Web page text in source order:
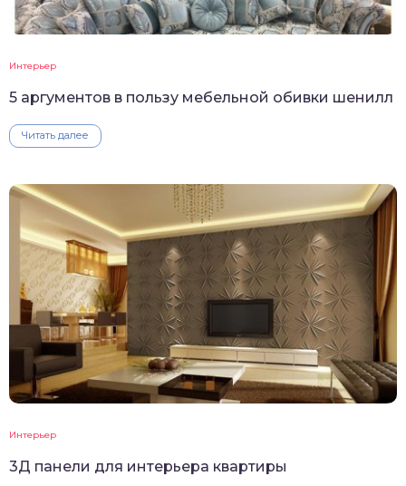
Интерьер
5 аргументов в пользу мебельной обивки шенилл
Читать далее
Интерьер
3Д панели для интерьера квартиры